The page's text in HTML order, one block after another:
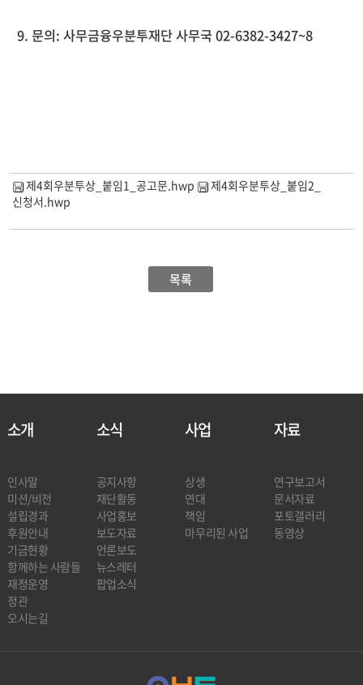
9. 문의: 사무금융우분투재단 사무국 02-6382-3427~8
제4회우분투상_붙임1_공고문.hwp
제4회우분투상_붙임2_
신청서.hwp
목록
소개
인사말
미션/비전
설립경과
후원안내
기금현황
함께하는 사람들
재정운영
정관
오시는길
소식
공지사항
재단활동
사업홍보
보도자료
언론보도
뉴스레터
팝업소식
사업
상생
연대
책임
마무리된 사업
자료
연구보고서
문서자료
포토갤러리
동영상